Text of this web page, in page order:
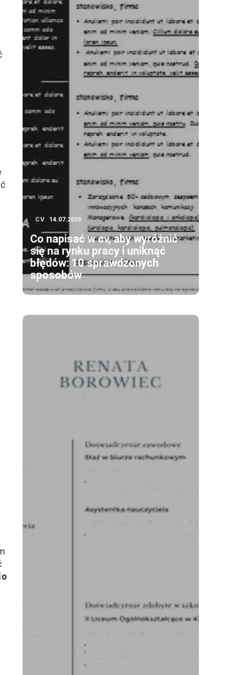
CV 14.07.2026
Co napisać w cv, aby wyróżnić
się na rynku pracy i uniknąć
błędów: 10 sprawdzonych
sposobów